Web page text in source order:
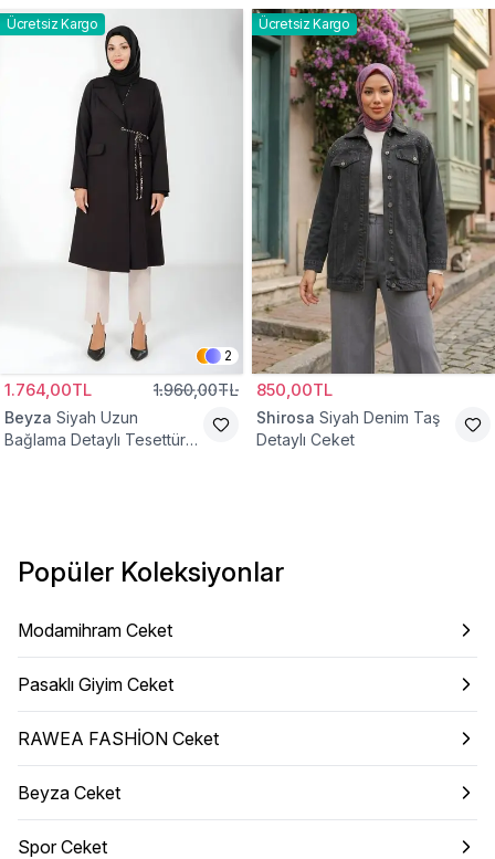
Ücretsiz Kargo
2
1.764,00TL 1.960,00TL
Beyza Siyah Uzun
Bağlama Detaylı Tesettür
Ücretsiz Kargo
850,00TL
Shirosa Siyah Denim Taş
Detaylı Ceket
Popüler Koleksiyonlar
Modamihram Ceket
Pasaklı Giyim Ceket
RAWEA FASHİON Ceket
Beyza Ceket
Spor Ceket